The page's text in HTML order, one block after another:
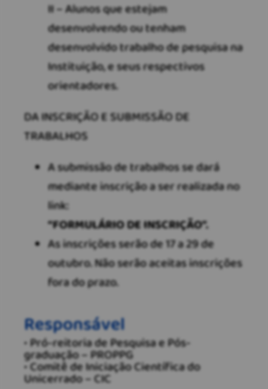
II – Alunos que estejam
desenvolvendo ou tenham
desenvolvido trabalho de pesquisa na
Instituição, e seus respectivos
orientadores.
DA INSCRIÇÃO E SUBMISSÃO DE
TRABALHOS
A submissão de trabalhos se dará
mediante inscrição a ser realizada no
link:
“FORMULÁRIO DE INSCRIÇÃO”.
As inscrições serão de 17 a 29 de
outubro. Não serão aceitas inscrições
fora do prazo.
Responsável
• Pró-reitoria de Pesquisa e Pós-
graduação – PROPPG
• Comitê de Iniciação Científica do
Unicerrado – CIC